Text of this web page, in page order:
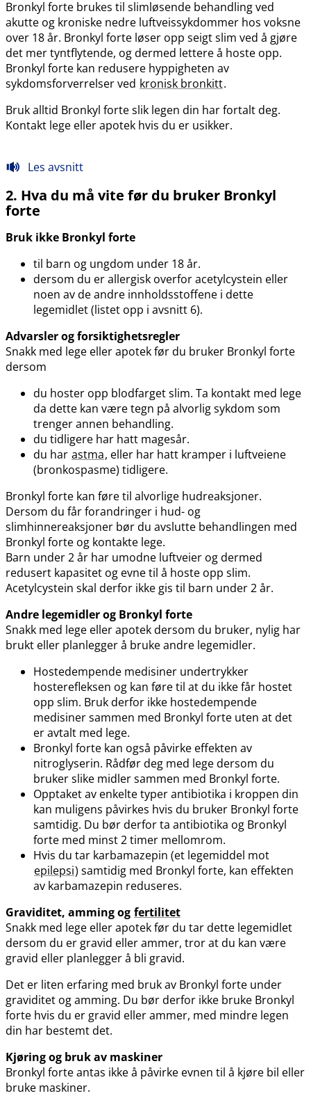
Bronkyl forte brukes til slimløsende behandling ved
akutte og kroniske nedre luftveissykdommer hos voksne
over 18 år. Bronkyl forte løser opp seigt slim ved å gjøre
det mer tyntflytende, og dermed lettere å hoste opp.
Bronkyl forte kan redusere hyppigheten av
sykdomsforverrelser ved kronisk bronkitt.
Bruk alltid Bronkyl forte slik legen din har fortalt deg.
Kontakt lege eller apotek hvis du er usikker.
Les avsnitt
2. Hva du må vite før du bruker Bronkyl
forte
Bruk ikke Bronkyl forte
til barn og ungdom under 18 år.
dersom du er allergisk overfor acetylcystein eller
noen av de andre innholdsstoffene i dette
legemidlet (listet opp i avsnitt 6).
Advarsler og forsiktighetsregler
Snakk med lege eller apotek før du bruker Bronkyl forte
dersom
du hoster opp blodfarget slim. Ta kontakt med lege
da dette kan være tegn på alvorlig sykdom som
trenger annen behandling.
du tidligere har hatt magesår.
du har astma, eller har hatt kramper i luftveiene
(bronkospasme) tidligere.
Bronkyl forte kan føre til alvorlige hudreaksjoner.
Dersom du får forandringer i hud- og
slimhinnereaksjoner bør du avslutte behandlingen med
Bronkyl forte og kontakte lege.
Barn under 2 år har umodne luftveier og dermed
redusert kapasitet og evne til å hoste opp slim.
Acetylcystein skal derfor ikke gis til barn under 2 år.
Andre legemidler og Bronkyl forte
Snakk med lege eller apotek dersom du bruker, nylig har
brukt eller planlegger å bruke andre legemidler.
Hostedempende medisiner undertrykker
hosterefleksen og kan føre til at du ikke får hostet
opp slim. Bruk derfor ikke hostedempende
medisiner sammen med Bronkyl forte uten at det
er avtalt med lege.
Bronkyl forte kan også påvirke effekten av
nitroglyserin. Rådfør deg med lege dersom du
bruker slike midler sammen med Bronkyl forte.
Opptaket av enkelte typer antibiotika i kroppen din
kan muligens påvirkes hvis du bruker Bronkyl forte
samtidig. Du bør derfor ta antibiotika og Bronkyl
forte med minst 2 timer mellomrom.
Hvis du tar karbamazepin (et legemiddel mot
epilepsi) samtidig med Bronkyl forte, kan effekten
av karbamazepin reduseres.
Graviditet, amming og fertilitet
Snakk med lege eller apotek før du tar dette legemidlet
dersom du er gravid eller ammer, tror at du kan være
gravid eller planlegger å bli gravid.
Det er liten erfaring med bruk av Bronkyl forte under
graviditet og amming. Du bør derfor ikke bruke Bronkyl
forte hvis du er gravid eller ammer, med mindre legen
din har bestemt det.
Kjøring og bruk av maskiner
Bronkyl forte antas ikke å påvirke evnen til å kjøre bil eller
bruke maskiner.